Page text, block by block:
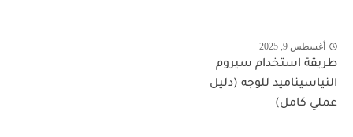
أغسطس 9, 2025
طريقة استخدام سيروم
النياسيناميد للوجه (دليل
عملي كامل)